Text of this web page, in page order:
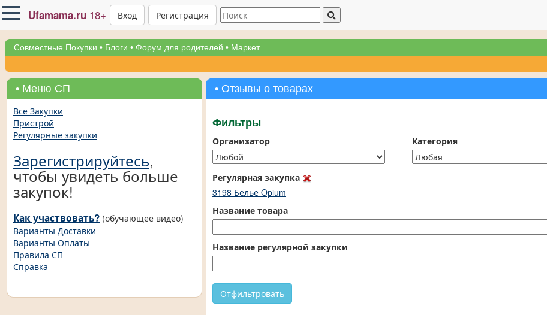
Ufamama.ru 18+ Вход Регистрация
Совместные Покупки • Блоги • Форум для родителей • Маркет
• Меню СП
Все Закупки
Пристрой
Регулярные закупки
Зарегистрируйтесь,
чтобы увидеть больше
закупок!
Как участвовать? (обучающее видео)
Варианты Доставки
Варианты Оплаты
Правила СП
Справка
• Отзывы о товарах
Фильтры
Организатор
Категория
Регулярная закупка
3198 Белье Opium
Название товара
Название регулярной закупки